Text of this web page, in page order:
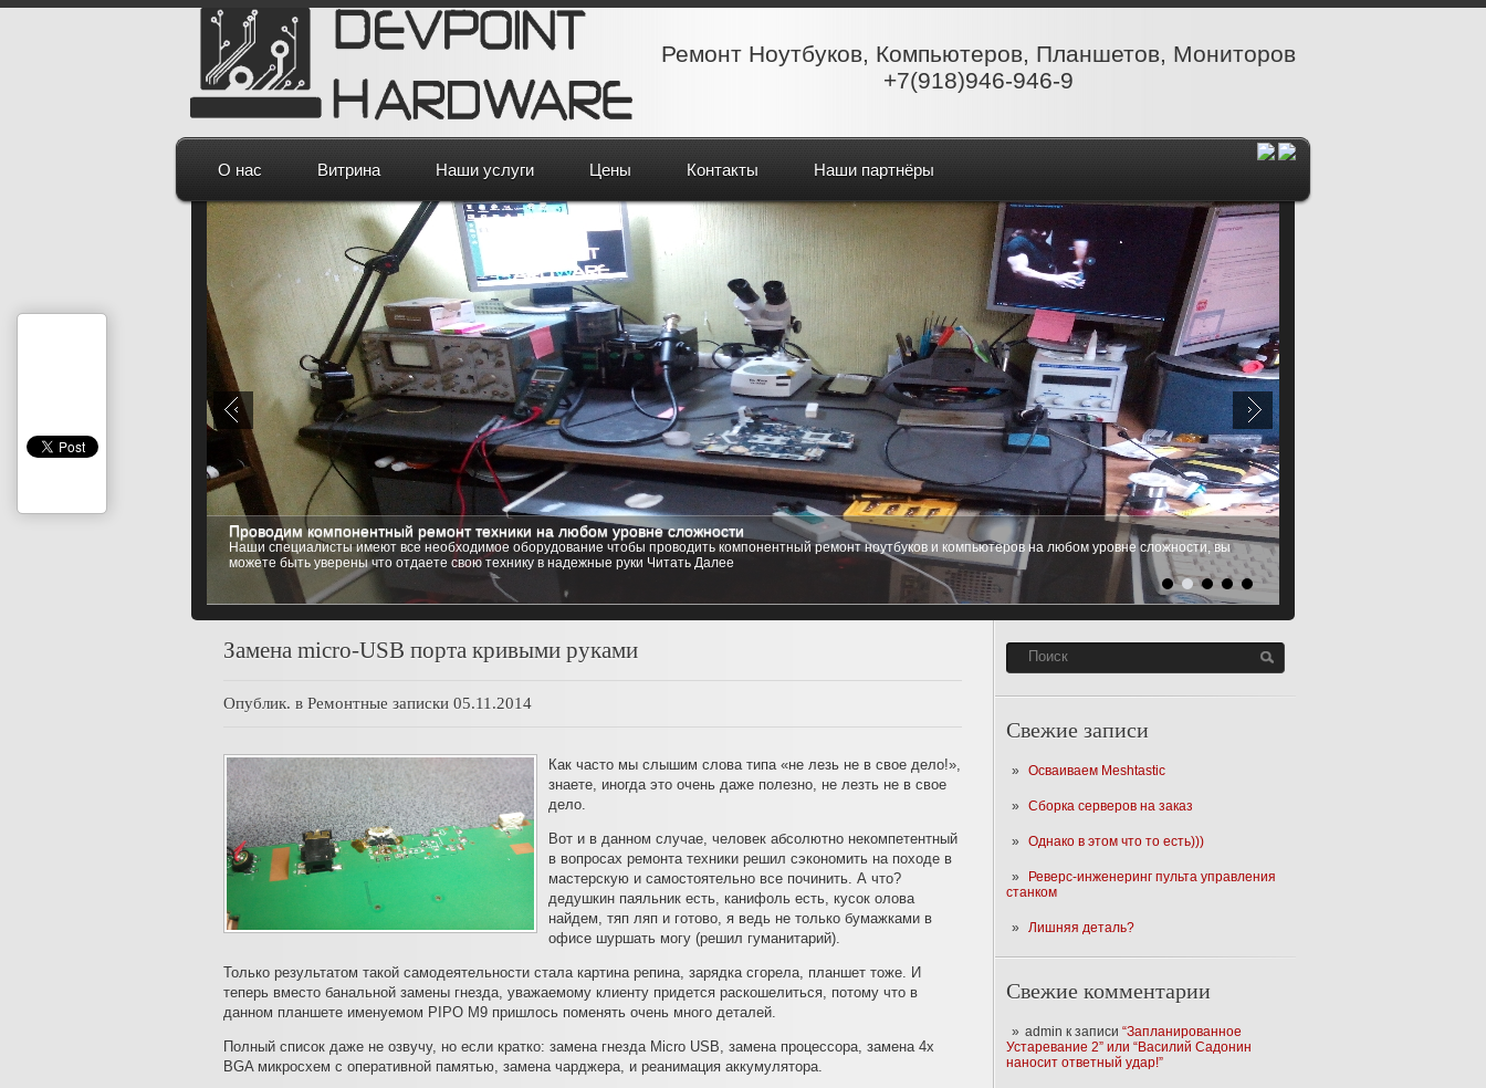
Ремонт Ноутбуков, Компьютеров, Планшетов, Мониторов
+7(918)946-946-9
О нас Витрина Наши услуги Цены Контакты Наши партнёры
Проводим компонентный ремонт техники на любом уровне сложности
Наши специалисты имеют все необходимое оборудование чтобы проводить компонентный ремонт ноутбуков и компьютеров на любом уровне сложности, вы
можете быть уверены что отдаете свою технику в надежные руки Читать Далее
Установка любой операционной системы
Мы имеем возможность установить на ваш компьютер практически любую операционную систему на ваш выбор, от любых Microsoft Windows XP, Windows 7,
Windows 8 (8.1), Windows 10, до самых изощренных Linux Red Hat, Ubuntu, Kubuntu, и даже любую из семейства Free BSDЧитать Далее
Свежие записи
Осваиваем Meshtastic
Сборка серверов на заказ
Однако в этом что то есть)))
Реверс-инженеринг пульта управления
станком
Лишняя деталь?
Свежие комментарии
admin к записи “Запланированное
Устаревание 2” или “Василий Садонин
наносит ответный удар!”
Замена micro-USB порта кривыми руками
Опублик. в Ремонтные записки 05.11.2014
Как часто мы слышим слова типа «не лезь не в свое дело!»,
знаете, иногда это очень даже полезно, не лезть не в свое
дело.
Вот и в данном случае, человек абсолютно некомпетентный
в вопросах ремонта техники решил сэкономить на походе в
мастерскую и самостоятельно все починить. А что?
дедушкин паяльник есть, канифоль есть, кусок олова
найдем, тяп ляп и готово, я ведь не только бумажками в
офисе шуршать могу (решил гуманитарий).
Только результатом такой самодеятельности стала картина репина, зарядка сгорела, планшет тоже. И
теперь вместо банальной замены гнезда, уважаемому клиенту придется раскошелиться, потому что в
данном планшете именуемом PIPO M9 пришлось поменять очень много деталей.
Полный список даже не озвучу, но если кратко: замена гнезда Micro USB, замена процессора, замена 4х
BGA микросхем с оперативной памятью, замена чарджера, и реанимация аккумулятора.